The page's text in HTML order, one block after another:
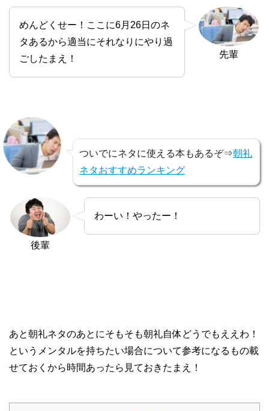
先輩
めんどくせー！ここに6月26日のネ
タあるから適当にそれなりにやり過
ごしたまえ！
ついでにネタに使える本もあるぞ⇒朝礼
ネタおすすめランキング
後輩
わーい！やったー！
あと朝礼ネタのあとにそもそも朝礼自体どうでもええわ！
というメンタルを持ちたい場合について参考になるもの載
せておくから時間あったら見ておきたまえ！